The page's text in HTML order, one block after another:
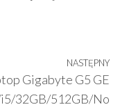
NASTĘPNY
Gigabyte G5 GE
i5/32GB/512GB/No